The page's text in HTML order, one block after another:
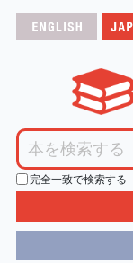
完全一致で検索する